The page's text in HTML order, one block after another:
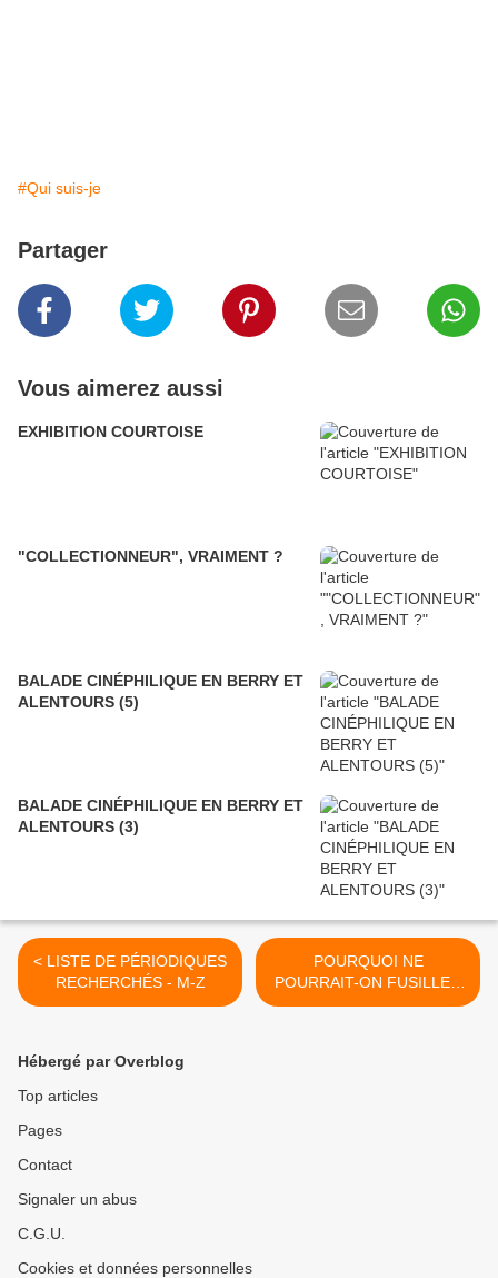
#Qui suis-je
Partager
Vous aimerez aussi
EXHIBITION COURTOISE
"COLLECTIONNEUR", VRAIMENT ?
BALADE CINÉPHILIQUE EN BERRY ET
ALENTOURS (5)
BALADE CINÉPHILIQUE EN BERRY ET
ALENTOURS (3)
< LISTE DE PÉRIODIQUES
RECHERCHÉS - M-Z
POURQUOI NE
POURRAIT-ON FUSILLER
QUE LES IMBECILES ? >
Hébergé par Overblog
Top articles
Pages
Contact
Signaler un abus
C.G.U.
Cookies et données personnelles